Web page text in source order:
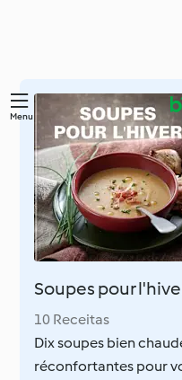
Saltar
conteúdo
principal
Menu
Soupes pour
10 Receitas
Dix soupes bien
réconfortantes pour